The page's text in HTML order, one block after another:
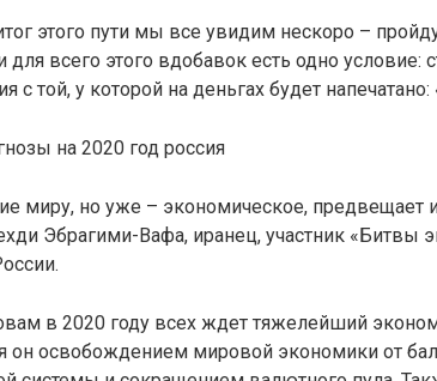
этого пути мы все увидим нескоро –
для всего этого вдобавок есть одно условие:
с той, у которой на деньгах будет напечатано:
миру, но уже – экономическое, предвещает
Эбрагими-Вафа, иранец, участник «Битвы
в 2020 году всех ждет тяжелейший
он освобождением мировой экономики от